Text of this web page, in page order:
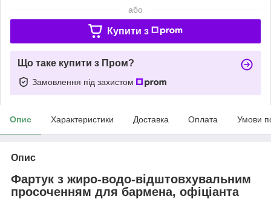
або
Купити з
Що таке купити з Пром?
Замовлення під захистом
Опис Характеристики Доставка Оплата Умови
Опис
Фартук з жиро-водо-відштовхувальним
просоченням для бармена, офіціанта